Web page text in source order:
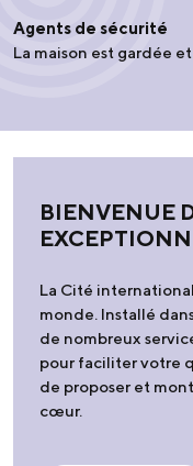
Agents de sécurité
La maison est gardée
BIENVENUE
La Cité
monde. Installé
de nombreux
pour faciliter votre
de proposer et
cœur.